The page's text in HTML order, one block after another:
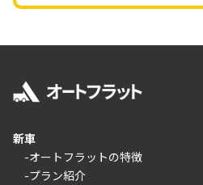
新車
-オートフラットの特徴
-プラン紹介